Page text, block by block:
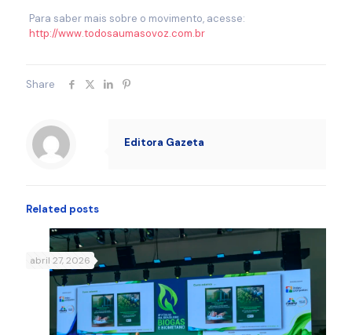
Para saber mais sobre o movimento, acesse:
http://www.todosaumasovoz.com.br
Share
Editora Gazeta
Related posts
abril 27, 2026